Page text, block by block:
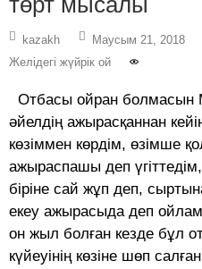
kazakh Маусым 21, 2018
Желідегі жүйрік ой
Отбасы ойран болмасын
әйелдің ажырасқаннан
көзіммен көрдім, өзімше
ажыраспашы деп
біріне сай жұп деп,
екеу ажырасыда деп
он жыл болған кезде бұл
күйеуінің көзіне шөп